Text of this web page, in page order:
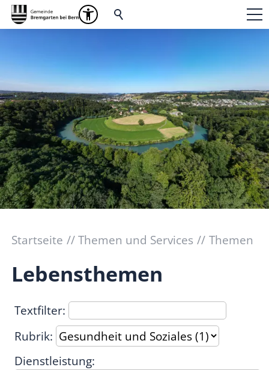
Startseite Themen und Services Themen
Lebensthemen
Textfilter:
Rubrik:
Dienstleistung: